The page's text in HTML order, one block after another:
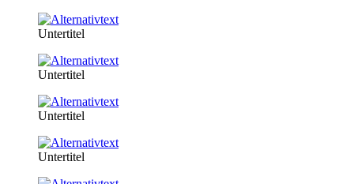
Untertitel
Untertitel
Untertitel
Untertitel